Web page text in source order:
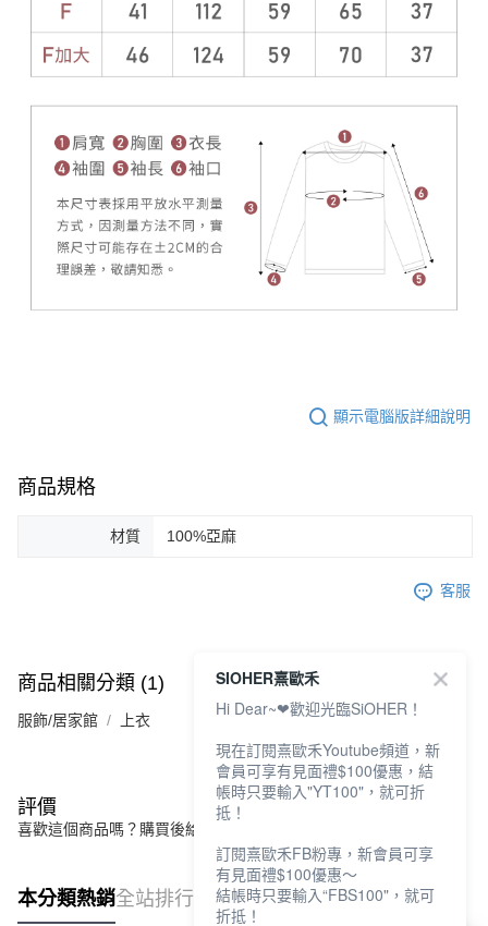
顯示電腦版詳細說明
商品規格
材質 100%亞麻
客服
商品相關分類 (1)
服飾/居家館 上衣
評價
喜歡這個商品嗎？購買後給他一個好評吧
本分類熱銷全站排行
SIOHER熹歐禾
Hi Dear~❤歡迎光臨SiOHER！
現在訂閱熹歐禾Youtube頻道，新
會員可享有見面禮$100優惠，結
帳時只要輸入"YT100"，就可折
抵！
訂閱熹歐禾FB粉專，新會員可享
有見面禮$100優惠～
結帳時只要輸入“FBS100"，就可
折抵！